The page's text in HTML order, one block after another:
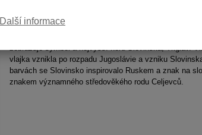
Na slovinské vlajce se nacházejí tři vodorovné pruhy v
uprostřed modrý a dole červený. Na rozhraní
zobrazuje symbol a nejvyšší horu Slovinska, Triglav.
vlajka vznikla po rozpadu Jugoslávie a vzniku
barvách se Slovinsko inspirovalo Ruskem a znak na
znakem významného středověkého rodu Celjevců.
Další informace